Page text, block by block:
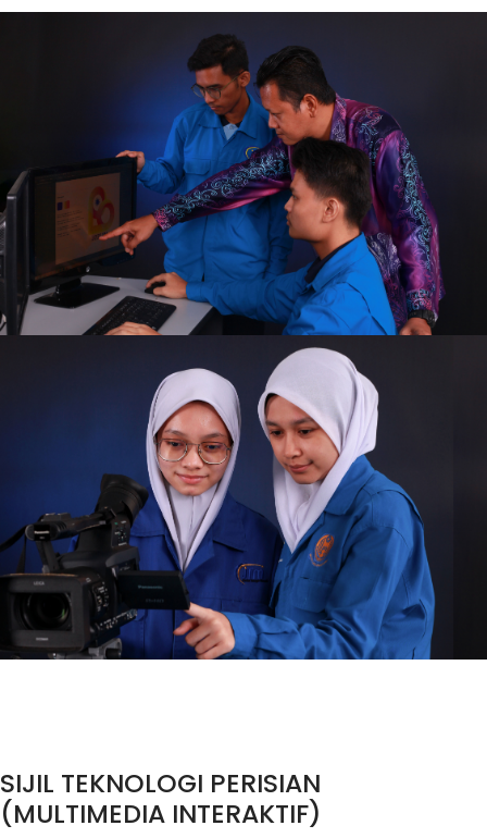
SIJIL TEKNOLOGI PERISIAN
(MULTIMEDIA INTERAKTIF)